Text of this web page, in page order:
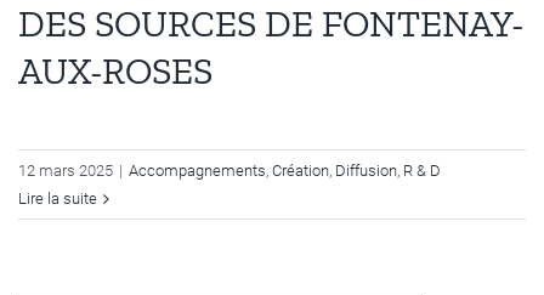
DES SOURCES DE FONTENAY-
AUX-ROSES
12 mars 2025 | Accompagnements, Création, Diffusion, R & D
Lire la suite